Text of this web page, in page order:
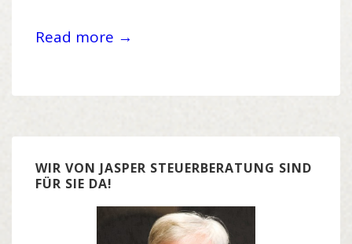
Read more →
WIR VON JASPER STEUERBERATUNG SIND
FÜR SIE DA!